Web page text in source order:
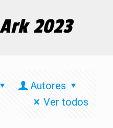
2023
Autores
Ver todos